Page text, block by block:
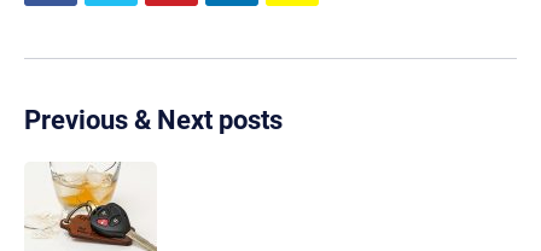
Previous & Next posts